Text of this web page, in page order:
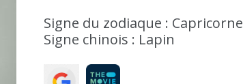
Signe du zodiaque : Capricorne
Signe chinois : Lapin